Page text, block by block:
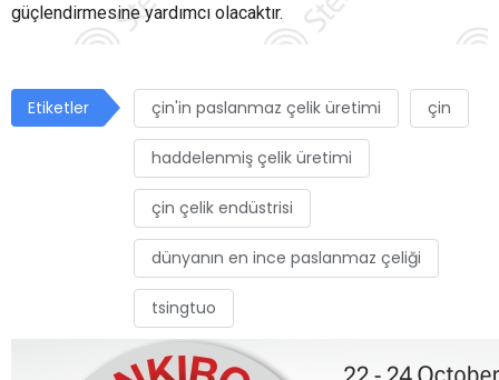
güçlendirmesine yardımcı olacaktır.
Etiketler çin'in paslanmaz çelik üretimi çin
haddelenmiş çelik üretimi
çin çelik endüstrisi
dünyanın en ince paslanmaz çeliği
tsingtuo